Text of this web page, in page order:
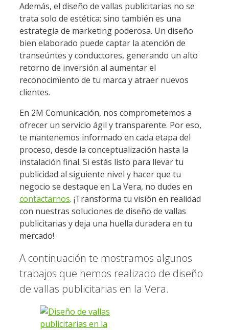
Además, el diseño de vallas publicitarias no se
trata solo de estética; sino también es una
estrategia de marketing poderosa. Un diseño
bien elaborado puede captar la atención de
transeúntes y conductores, generando un alto
retorno de inversión al aumentar el
reconocimiento de tu marca y atraer nuevos
clientes.
En 2M Comunicación, nos comprometemos a
ofrecer un servicio ágil y transparente. Por eso,
te mantenemos informado en cada etapa del
proceso, desde la conceptualización hasta la
instalación final. Si estás listo para llevar tu
publicidad al siguiente nivel y hacer que tu
negocio se destaque en La Vera, no dudes en
contactarnos. ¡Transforma tu visión en realidad
con nuestras soluciones de diseño de vallas
publicitarias y deja una huella duradera en tu
mercado!
A continuación te mostramos algunos
trabajos que hemos realizado de diseño
de vallas publicitarias en la Vera.